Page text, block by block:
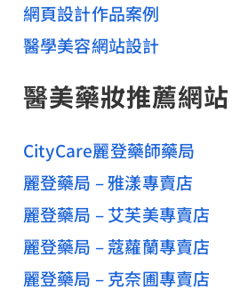
網頁設計作品案例
醫學美容網站設計
醫美藥妝推薦網站
CityCare麗登藥師藥局
麗登藥局 – 雅漾專賣店
麗登藥局 – 艾芙美專賣店
麗登藥局 – 蔻蘿蘭專賣店
麗登藥局 – 克奈圃專賣店